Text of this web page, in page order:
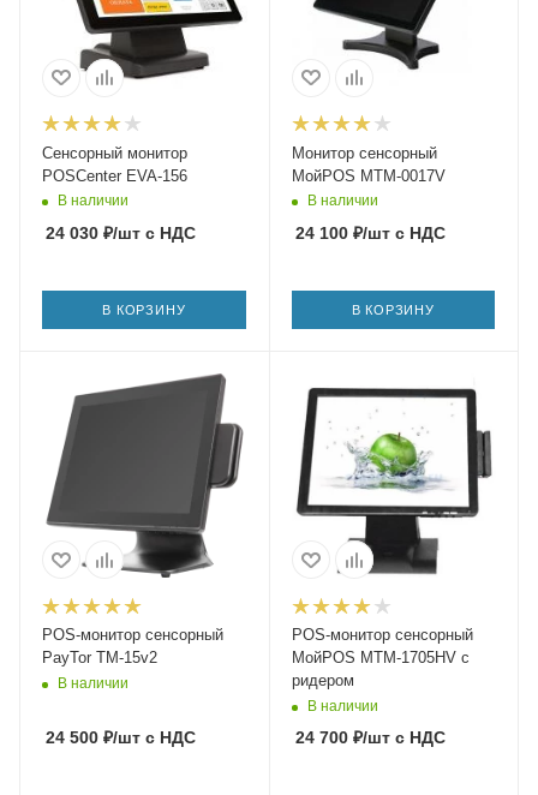
Сенсорный монитор
POSCenter EVA-156
В наличии
24 030 ₽/шт с НДС
В КОРЗИНУ
Монитор сенсорный
МойPOS MTM-0017V
В наличии
24 100₽/штс НДС
В КОРЗИНУ
POS-монитор сенсорный
PayTor TM-15v2
В наличии
24 500 ₽/шт с НДС
POS-монитор сенсорный
МойPOS MTM-1705HV с
ридером
В наличии
24 700₽/штс НДС